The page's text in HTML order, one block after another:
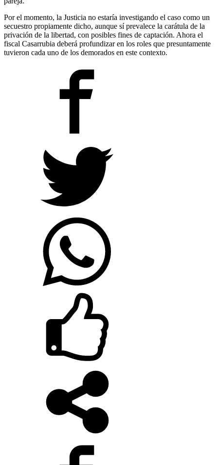
Por el momento, la Justicia no estaría investigando el caso como un
secuestro propiamente dicho, aunque sí prevalece la carátula de la
privación de la libertad, con posibles fines de captación. Ahora el
fiscal Casarrubia deberá profundizar en los roles que presuntamente
tuvieron cada uno de los demorados en este contexto.